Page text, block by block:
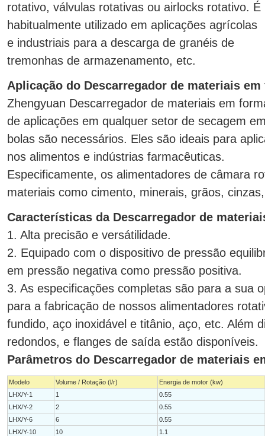
rotativo, válvulas rotativas ou airlocks rotativo. É
habitualmente utilizado em aplicações agrícolas
e industriais para a descarga de granéis de
tremonhas de armazenamento, etc.
Aplicação do Descarregador de materiais
Zhengyuan Descarregador de materiais em
de aplicações em qualquer setor de secagem
bolas são necessários. Eles são ideais para
nos alimentos e indústrias farmacêuticas.
Especificamente, os alimentadores de câmara
materiais como cimento, minerais, grãos,
Características da Descarregador de
1. Alta precisão e versátilidade.
2. Equipado com o dispositivo de pressão
em pressão negativa como pressão positiva.
3. As especificações completas são para a sua
para a fabricação de nossos alimentadores
fundido, aço inoxidável e titânio, aço, etc. Além
redondos, e flanges de saída estão disponíveis.
Parâmetros do Descarregador de materiais
Modelo Volume / Rotação (l/r)
Energia de motor (kw)
LHX/Y-1
1
0.55
LHX/Y-2
2
0.55
LHX/Y-6
6
0.55
LHX/Y-10
10
1.1